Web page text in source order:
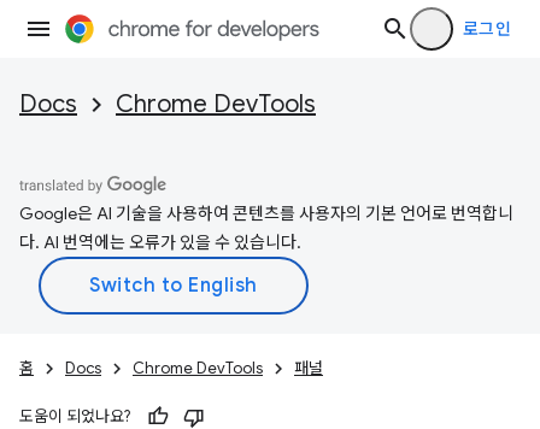
로그인
Docs Chrome DevTools
Google은 AI 기술을 사용하여 콘텐츠를 사용자의 기본 언어로 번역합니
다. AI 번역에는 오류가 있을 수 있습니다.
홈 Docs Chrome DevTools 패널
도움이 되었나요?